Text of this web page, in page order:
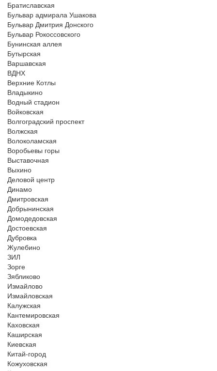
Братиславская
Бульвар адмирала Ушакова
Бульвар Дмитрия Донского
Бульвар Рокоссовского
Бунинская аллея
Бутырская
Варшавская
ВДНХ
Верхние Котлы
Владыкино
Водный стадион
Войковская
Волгоградский проспект
Волжская
Волоколамская
Воробьевы горы
Выставочная
Выхино
Деловой центр
Динамо
Дмитровская
Добрынинская
Домодедовская
Достоевская
Дубровка
Жулебино
ЗИЛ
Зорге
Зябликово
Измайлово
Измайловская
Калужская
Кантемировская
Каховская
Каширская
Киевская
Китай-город
Кожуховская